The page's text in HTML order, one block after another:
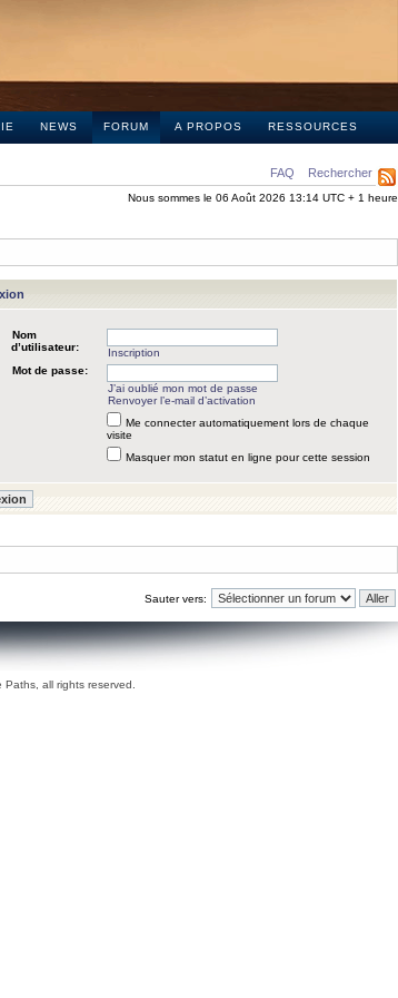
NEWS FORUM A PROPOS RESSOURCES
FAQ Rechercher
Nous sommes le 06 Août 2026 13:14 UTC + 1 heure
Nom
d’utilisateur:
Inscription
Mot de passe:
J’ai oublié mon mot de passe
Renvoyer l’e-mail d’activation
Me connecter automatiquement lors de chaque
visite
Masquer mon statut en ligne pour cette session
Sauter vers:
all rights reserved.